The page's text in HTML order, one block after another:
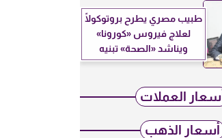
طبيب مصري يطرح بروتوكولًا
لعلاج فيروس «كورونا»
ويناشد «الصحة» تبنيه
أسعار العملات
أسعار الذهب